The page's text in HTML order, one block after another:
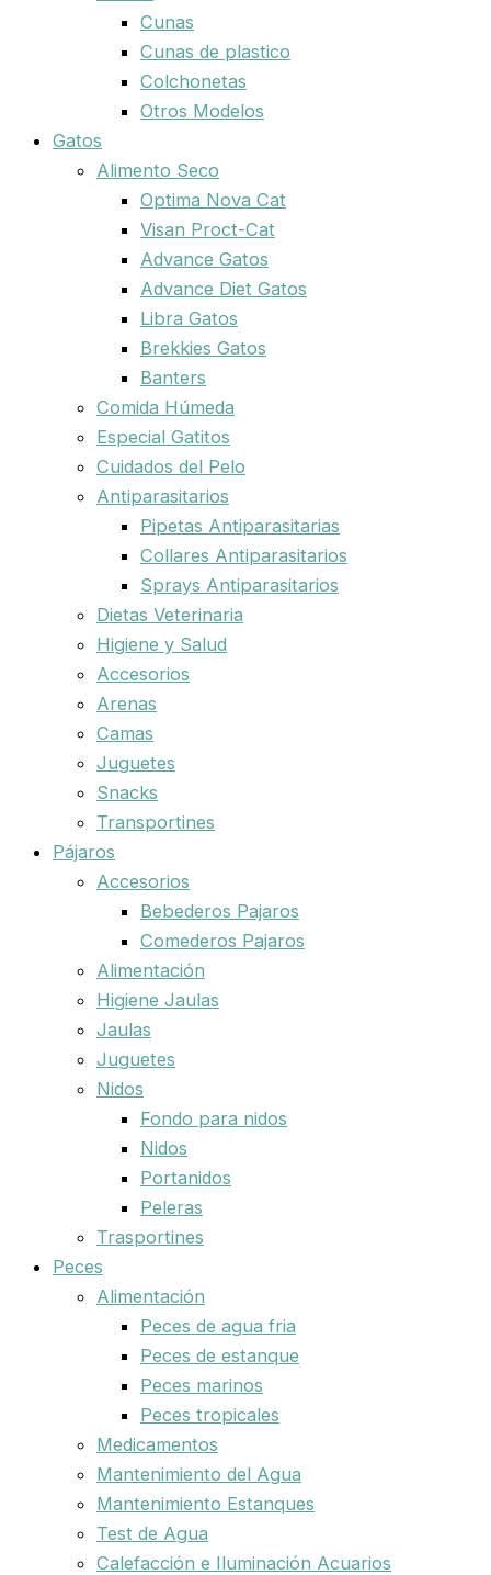
Cunas
Cunas de plastico
Colchonetas
Otros Modelos
Gatos
Alimento Seco
Optima Nova Cat
Visan Proct-Cat
Advance Gatos
Advance Diet Gatos
Libra Gatos
Brekkies Gatos
Banters
Comida Húmeda
Especial Gatitos
Cuidados del Pelo
Antiparasitarios
Pipetas Antiparasitarias
Collares Antiparasitarios
Sprays Antiparasitarios
Dietas Veterinaria
Higiene y Salud
Accesorios
Arenas
Camas
Juguetes
Snacks
Transportines
Pájaros
Accesorios
Bebederos Pajaros
Comederos Pajaros
Alimentación
Higiene Jaulas
Jaulas
Juguetes
Nidos
Fondo para nidos
Nidos
Portanidos
Peleras
Trasportines
Peces
Alimentación
Peces de agua fria
Peces de estanque
Peces marinos
Peces tropicales
Medicamentos
Mantenimiento del Agua
Mantenimiento Estanques
Test de Agua
Calefacción e Iluminación Acuarios